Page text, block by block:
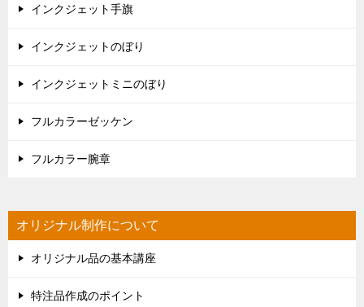
インクジェット手旗
インクジェットのぼり
インクジェットミニのぼり
フルカラーゼッケン
フルカラー腕章
オリジナル制作について
オリジナル品の基本講座
特注品作成のポイント